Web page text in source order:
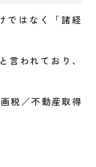
ではなく「諸経
言われており、
税／不動産取得